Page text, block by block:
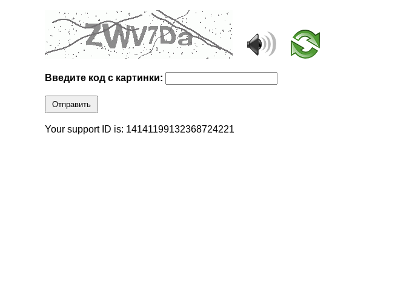
Введите код с картинки:
Отправить
Your support ID is: 14141199132368724221